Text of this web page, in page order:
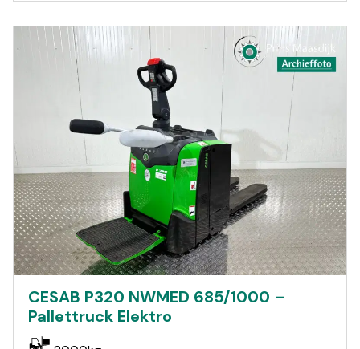
CESAB P320 NWMED 685/1000 –
Pallettruck Elektro